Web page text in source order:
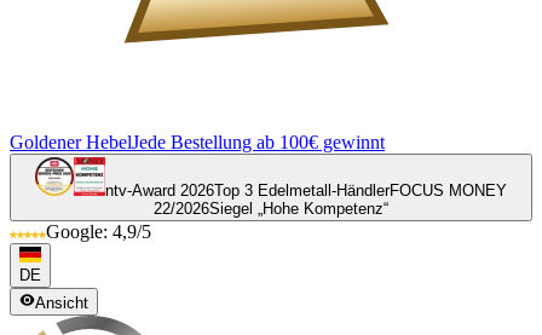
Goldener HebelJede Bestellung ab 100€ gewinnt
ntv-Award 2026Top 3 Edelmetall-HändlerFOCUS MONEY
22/2026Siegel „Hohe Kompetenz“
Google: 4,9/5
DE
Ansicht